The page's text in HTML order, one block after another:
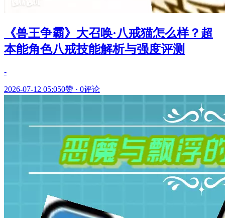
《兽王争霸》大召唤·八戒猫怎么样？超
本能角色八戒技能解析与强度评测
-
2026-07-12 05:050赞 · 0评论